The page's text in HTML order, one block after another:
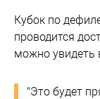
Кубок по
проводится
можно увидеть
"Это будет